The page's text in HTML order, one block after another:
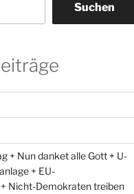
Suchen
+ Nun danket alle Gott + U-
+ EU-
Nicht-Demokraten treiben